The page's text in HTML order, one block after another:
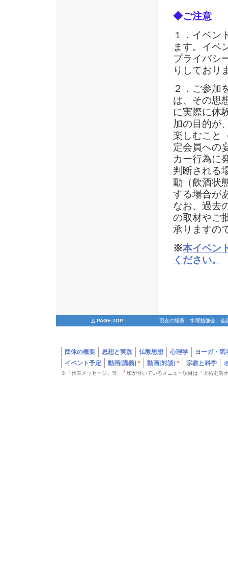
◆ご注意
１．イベン
ます。イベ
プライバシ
りしており
２．ご参加
は、その思
に実際に体
加の目的が
楽しむこと
定会員への
カー行為に
判断される
動（飲酒状
する場合が
なお、過去
の取材やご
承りますの
※本イベン
ください。
△ PAGE-TOP 現在の場所：水曜勉強会：全
団体の概要 思想と実践 仏教思想 心理学
ヨーガ・気
イベント予定
動画[講義] * 動画[対談] * 宗教と科学
※「代表メッセージ」等、 *印が付いているメニュー項目は『上祐史浩